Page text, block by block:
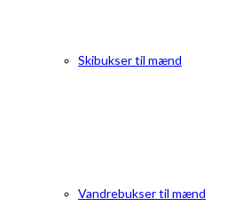
Skibukser til mænd
Vandrebukser til mænd